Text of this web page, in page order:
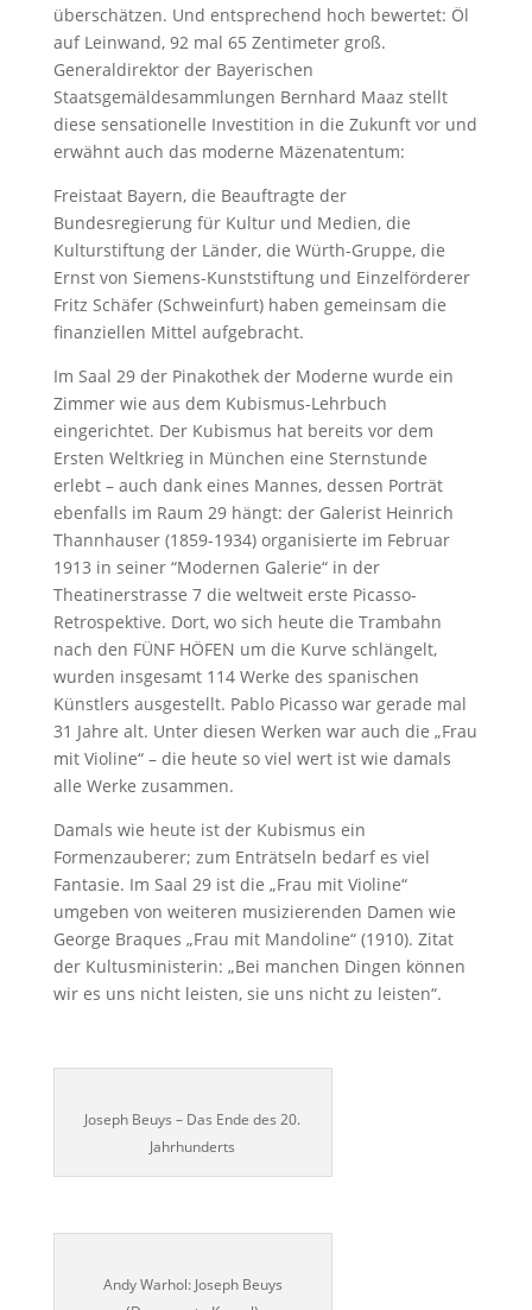
überschätzen. Und entsprechend hoch bewertet: Öl
auf Leinwand, 92 mal 65 Zentimeter groß.
Generaldirektor der Bayerischen
Staatsgemäldesammlungen Bernhard Maaz stellt
diese sensationelle Investition in die Zukunft vor und
erwähnt auch das moderne Mäzenatentum:
Freistaat Bayern, die Beauftragte der
Bundesregierung für Kultur und Medien, die
Kulturstiftung der Länder, die Würth-Gruppe, die
Ernst von Siemens-Kunststiftung und Einzelförderer
Fritz Schäfer (Schweinfurt) haben gemeinsam die
finanziellen Mittel aufgebracht.
Im Saal 29 der Pinakothek der Moderne wurde ein
Zimmer wie aus dem Kubismus-Lehrbuch
eingerichtet. Der Kubismus hat bereits vor dem
Ersten Weltkrieg in München eine Sternstunde
erlebt – auch dank eines Mannes, dessen Porträt
ebenfalls im Raum 29 hängt: der Galerist Heinrich
Thannhauser (1859-1934) organisierte im Februar
1913 in seiner “Modernen Galerie“ in der
Theatinerstrasse 7 die weltweit erste Picasso-
Retrospektive. Dort, wo sich heute die Trambahn
nach den FÜNF HÖFEN um die Kurve schlängelt,
wurden insgesamt 114 Werke des spanischen
Künstlers ausgestellt. Pablo Picasso war gerade mal
31 Jahre alt. Unter diesen Werken war auch die „Frau
mit Violine“ – die heute so viel wert ist wie damals
alle Werke zusammen.
Damals wie heute ist der Kubismus ein
Formenzauberer; zum Enträtseln bedarf es viel
Fantasie. Im Saal 29 ist die „Frau mit Violine“
umgeben von weiteren musizierenden Damen wie
George Braques „Frau mit Mandoline“ (1910). Zitat
der Kultusministerin: „Bei manchen Dingen können
wir es uns nicht leisten, sie uns nicht zu leisten“.
Joseph Beuys – Das Ende des 20.
Jahrhunderts
Andy Warhol: Joseph Beuys